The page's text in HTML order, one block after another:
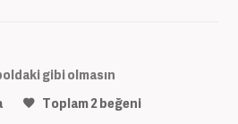
gibi olmasın
Toplam2beğeni